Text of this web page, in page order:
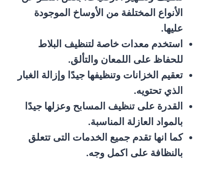
الأنواع المختلفة من الأوساخ الموجودة
عليها.
استخدم معدات خاصة لتنظيف البلاط
للحفاظ على اللمعان والتألق.
تعقيم الخزانات وتنظيفها جيدًا وإزالة الغبار
الذي تحتويه.
القدرة على تنظيف المسابح وعزلها جيدًا
بالمواد العازلة المناسبة.
كما انها تقدم جميع الخدمات التى تتعلق
بالنظافة على اكمل وجه.